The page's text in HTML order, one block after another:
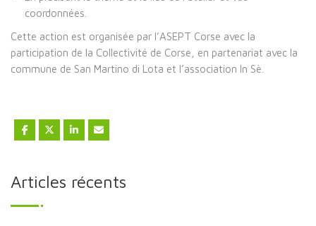
coordonnées.
Cette action est organisée par l’ASEPT Corse avec la
participation de la Collectivité de Corse, en partenariat avec la
commune de San Martino di Lota et l’association In Sè.
Articles récents